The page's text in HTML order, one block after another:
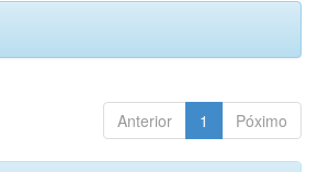
Anterior 1 Póximo